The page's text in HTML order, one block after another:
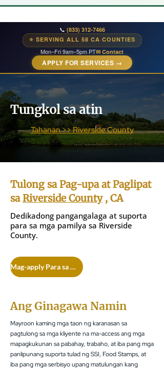
📞 (833) 312-7466
⭐ SERVING ALL 58 CA COUNTIES
Mon–Fri 9am–5pm PT✉ Contact
APPLY FOR SERVICES →
Tungkol sa atin
Tahanan >> Riverside County
Tulong sa Pag-upa at Paglipat
saRiverside County, CA
Dedikadong pangangalaga at suporta
para sa mga pamilya sa Riverside
County.
Mag-apply Para sa mga Serbisyo
Ang Ginagawa Namin
Mayroon kaming mga taon ng karanasan sa
pagtulong sa mga kliyente na ma-access ang mga
mapagkukunan sa pabahay, trabaho, at iba pang mga
panlipunang suporta tulad ng SSI, Food Stamps, at
iba pang mga serbisyo upang matulungan kang